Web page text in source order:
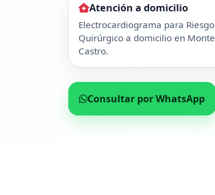
Atención a domicilio
Electrocardiograma para Riesgo
Quirúrgico a domicilio en Monte
Castro.
Consultar por WhatsApp